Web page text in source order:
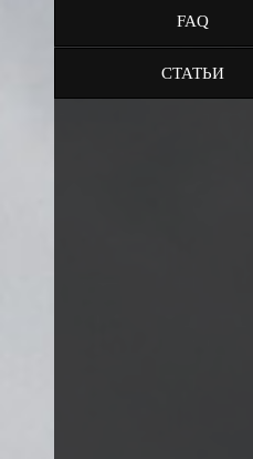
FAQ
СТАТЬИ